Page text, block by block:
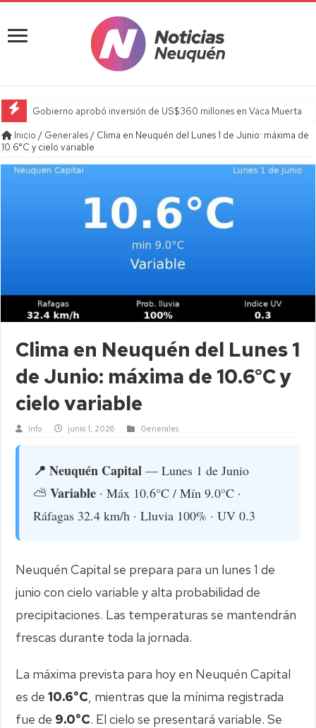
Gobierno aprobó inversión de US$360 millones en Vaca Muerta
Inicio / Generales/ Clima en Neuquén del Lunes 1 de Junio: máxima de
10.6°C y cielo variable
Clima en Neuquén del Lunes 1
de Junio: máxima de 10.6°C y
cielo variable
Info junio 1, 2026 Generales
📍 Neuquén Capital — Lunes 1 de Junio
⛅Variable · Máx 10.6°C / Mín 9.0°C ·
Ráfagas 32.4 km/h · Lluvia 100% · UV 0.3
Neuquén Capital se prepara para un lunes 1 de
junio con cielo variable y alta probabilidad de
precipitaciones. Las temperaturas se mantendrán
frescas durante toda la jornada.
La máxima prevista para hoy en Neuquén Capital
es de10.6°C, mientras que la mínima registrada
fue de 9.0°C. El cielo se presentará variable. Se